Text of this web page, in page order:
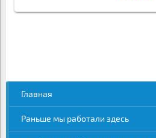
Главная
Раньше мы работали здесь